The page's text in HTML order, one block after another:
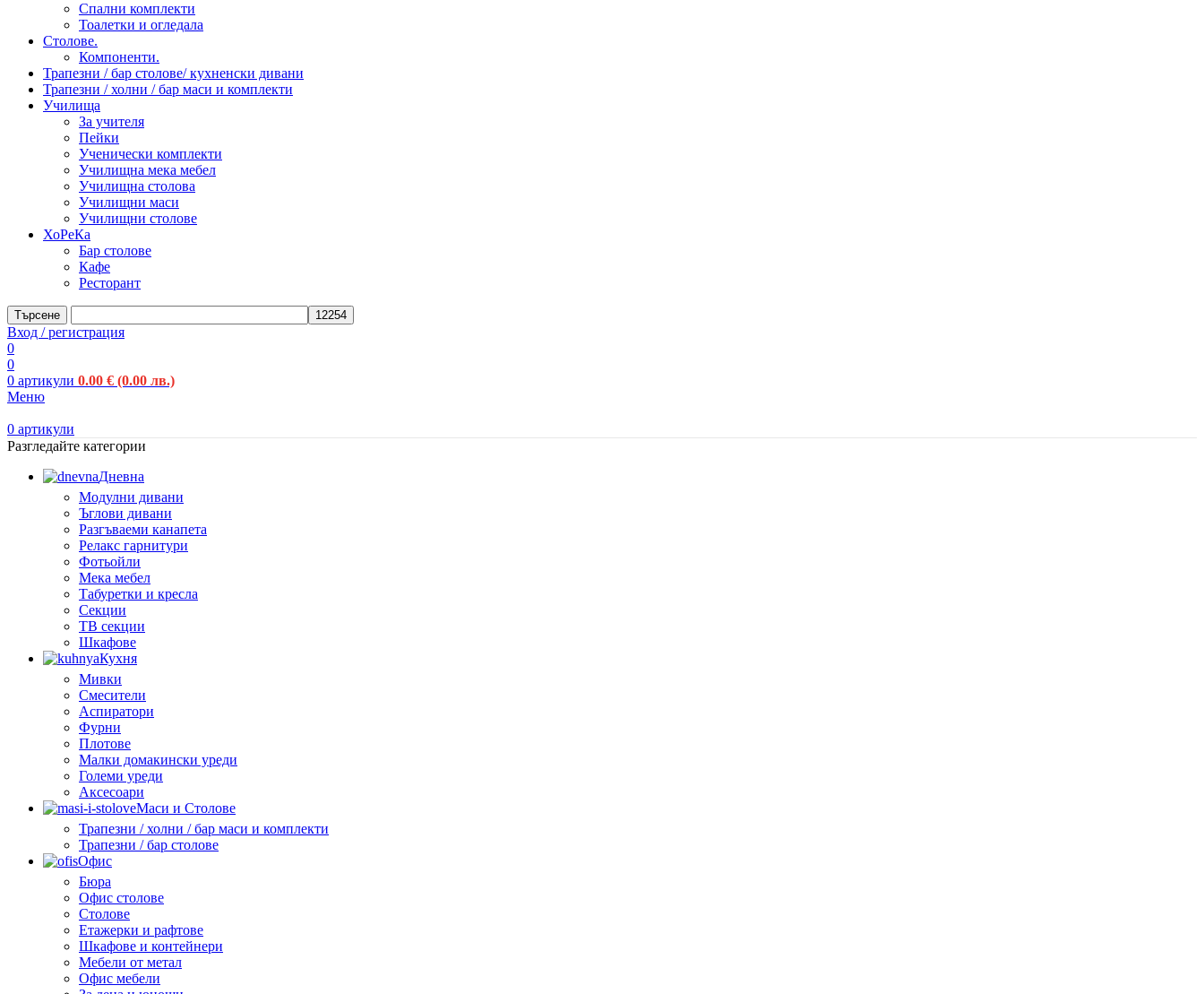
Спални комплекти
Тоалетки и огледала
Столове.
Компоненти.
Трапезни / бар столове/ кухненски дивани
Трапезни / холни / бар маси и комплекти
Училища
За учителя
Пейки
Ученически комплекти
Училищна мека мебел
Училищна столова
Училищни маси
Училищни столове
ХоРеКа
Бар столове
Кафе
Ресторант
Търсене
Вход / регистрация
0
0
0 артикули 0.00 € (0.00 лв.)
Меню
0 артикули
Разгледайте категории
Дневна
Модулни дивани
Ъглови дивани
Разгъваеми канапета
Релакс гарнитури
Фотьойли
Мека мебел
Табуретки и кресла
Секции
ТВ секции
Шкафове
Кухня
Мивки
Смесители
Аспиратори
Фурни
Плотове
Малки домакински уреди
Големи уреди
Аксесоари
Маси и Столове
Трапезни / холни / бар маси и комплекти
Трапезни / бар столове
Офис
Бюра
Офис столове
Столове
Етажерки и рафтове
Шкафове и контейнери
Мебели от метал
Офис мебели